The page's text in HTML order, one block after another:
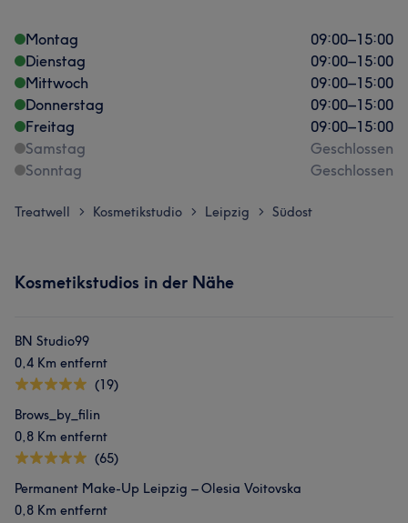
Montag 09:00–15:00
Dienstag
09:00–15:00
Mittwoch
09:00–15:00
Donnerstag
09:00–15:00
Freitag
09:00–15:00
Samstag
Geschlossen
Sonntag
Geschlossen
Treatwell > Kosmetikstudio > Leipzig > Südost
Kosmetikstudios in der Nähe
BN Studio99
0,4 Km entfernt
(19)
Brows_by_filin
0,8 Km entfernt
(65)
Permanent Make-Up Leipzig – Olesia Voitovska
0,8 Km entfernt